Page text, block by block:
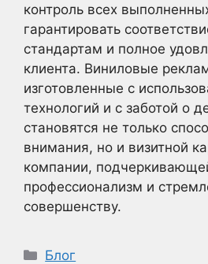
контроль всех
гарантировать
стандартам и полное
клиента. Виниловые
изготовленные с
технологий и с заботой о
становятся не только
внимания, но и визитной
компании,
профессионализм и
совершенству.
Рубрики
Блог